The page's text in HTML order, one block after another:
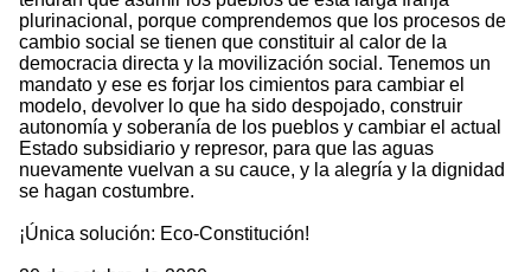
plurinacional, porque comprendemos que los procesos de
cambio social se tienen que constituir al calor de la
democracia directa y la movilización social. Tenemos un
mandato y ese es forjar los cimientos para cambiar el
modelo, devolver lo que ha sido despojado, construir
autonomía y soberanía de los pueblos y cambiar el actual
Estado subsidiario y represor, para que las aguas
nuevamente vuelvan a su cauce, y la alegría y la dignidad
se hagan costumbre.
¡Única solución: Eco-Constitución!